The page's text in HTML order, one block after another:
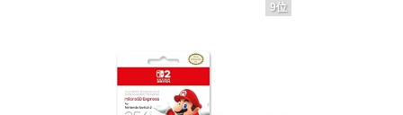
価格：¥8,979
9位